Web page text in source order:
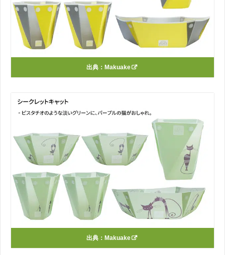
出典： Makuake
出典： Makuake